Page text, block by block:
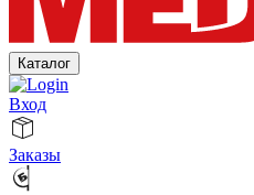
Каталог
Вход
Заказы